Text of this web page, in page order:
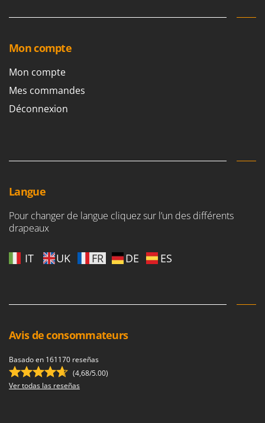
Mon compte
Mon compte
Mes commandes
Déconnexion
Langue
Pour changer de langue cliquez sur l’un des différents
drapeaux
IT UK FR DE ES
Avis de consommateurs
Basado en 161170 reseñas
(4,68/5.00)
Ver todas las reseñas